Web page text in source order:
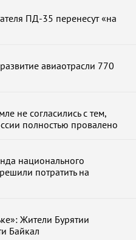
ПД-35 перенесут «на
авиаотрасли 770
не согласились с тем,
полностью провалено
национального
потратить на
Жители Бурятии
Байкал